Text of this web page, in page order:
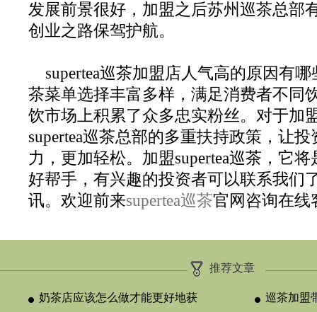
发展前景很好，加盟之后苏州巡茶总部
创业之路保驾护航。
supertea巡茶加盟店人气高的原因有哪
茶菜单选择丰富多样，满足消费者不同
饮市场上积累了众多忠实粉丝。对于加
supertea巡茶总部的多重扶持政策，让
力，更加轻松。加盟supertea巡茶，它
好帮手，有兴趣的投资者可以联系我们
讯。欢迎前来supertea巡茶官网咨询在线
推荐文章
奶茶店应该怎么做才能更好地获 巡茶加盟